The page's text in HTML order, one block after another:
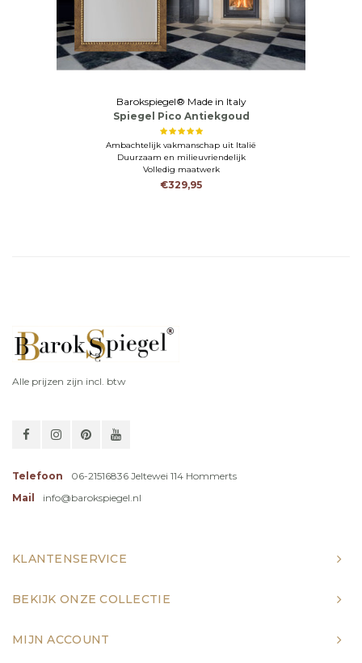
Barokspiegel® Made in Italy
Spiegel Pico Antiekgoud
Ambachtelijk vakmanschap uit Italië
Duurzaam en milieuvriendelijk
Volledig maatwerk
€329,95
Alle prijzen zijn incl. btw
Telefoon
06-21516836 Jeltewei 114 Hommerts
Mail
info@barokspiegel.nl
KLANTENSERVICE
BEKIJK ONZE COLLECTIE
MIJN ACCOUNT